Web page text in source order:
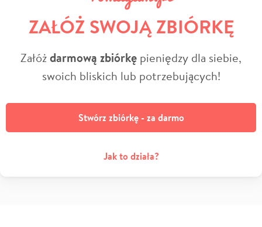
ZAŁÓŻ SWOJĄ ZBIÓRKĘ
Załóżdarmową zbiórkę pieniędzy dla siebie,
swoich bliskich lub potrzebujących!
Stwórz zbiórkę - za darmo
Jak to działa?